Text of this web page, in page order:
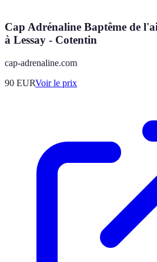
Cap Adrénaline Baptême de
à Lessay - Cotentin
cap-adrenaline.com
90 EURVoir le prix